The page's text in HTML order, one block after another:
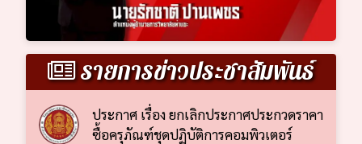
รายการข่าวประชาสัมพันธ์
ประกาศ เรื่อง ยกเลิกประกาศประกวดราคา
ซื้อครุภัณฑ์ชุดปฏิบัติการคอมพิวเตอร์